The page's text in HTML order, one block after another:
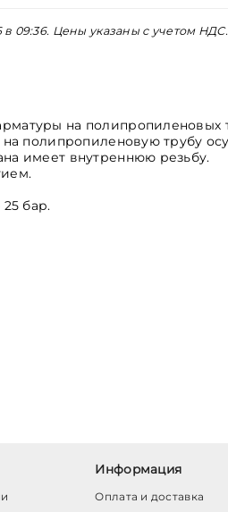
09:36. Цены указаны с учетом
на полипропиленовых
полипропиленовую трубу
имеет внутреннюю резьбу.
бар.
Информация
Оплата и доставка